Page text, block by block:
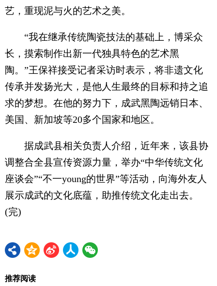
艺，重现泥与火的艺术之美。
“我在继承传统陶瓷技法的基础上，博采众
长，摸索制作出新一代独具特色的艺术黑
陶。”王保祥接受记者采访时表示，将非遗文化
传承并发扬光大，是他人生最终的目标和持之追
求的梦想。在他的努力下，成武黑陶远销日本、
美国、新加坡等20多个国家和地区。
据成武县相关负责人介绍，近年来，该县协
调整合全县宣传资源力量，举办“中华传统文化
座谈会”“不一young的世界”等活动，向海外友人
展示成武的文化底蕴，助推传统文化走出去。
(完)
推荐阅读